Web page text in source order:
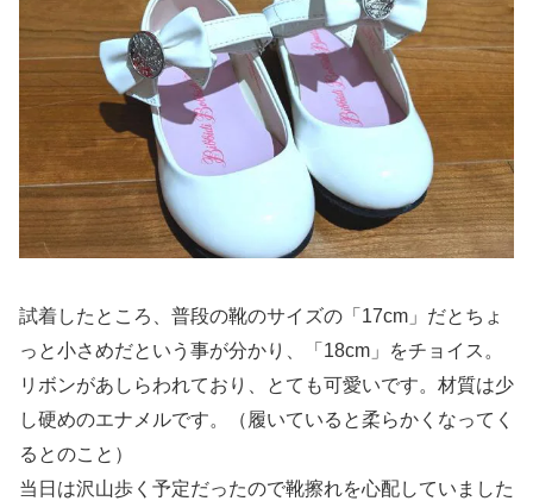
試着したところ、普段の靴のサイズの「17cm」だとちょ
っと小さめだという事が分かり、「18cm」をチョイス。
リボンがあしらわれており、とても可愛いです。材質は少
し硬めのエナメルです。（履いていると柔らかくなってく
るとのこと）
当日は沢山歩く予定だったので靴擦れを心配していました